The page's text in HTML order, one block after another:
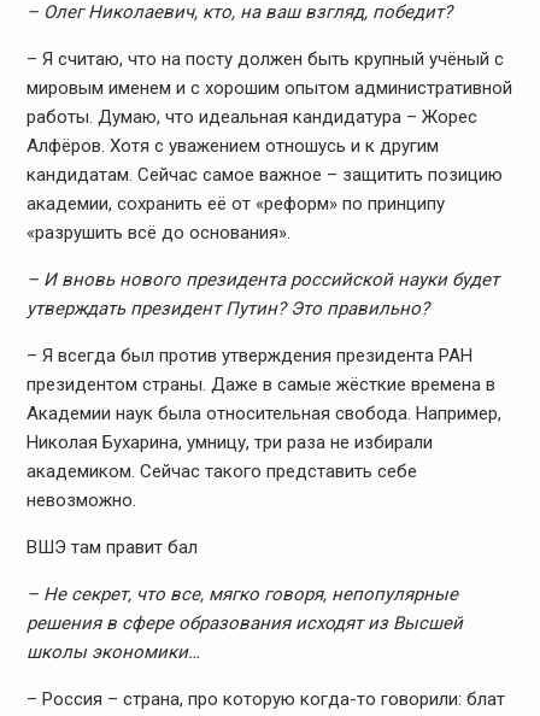
– Олег Николаевич, кто, на ваш взгляд, победит?
– Я считаю, что на посту должен быть крупный учёный с
мировым именем и с хорошим опытом административной
работы. Думаю, что идеальная кандидатура – Жорес
Алфёров. Хотя с уважением отношусь и к другим
кандидатам. Сейчас самое важное – защитить позицию
академии, сохранить её от «реформ» по принципу
«разрушить всё до основания».
– И вновь нового президента российской науки будет
утверждать президент Путин? Это правильно?
– Я всегда был против утверждения президента РАН
президентом страны. Даже в самые жёсткие времена в
Академии наук была относительная свобода. Например,
Николая Бухарина, умницу, три раза не избирали
академиком. Сейчас такого представить себе
невозможно.
ВШЭ там правит бал
– Не секрет, что все, мягко говоря, непопулярные
решения в сфере образования исходят из Высшей
школы экономики…
– Россия – страна, про которую когда-то говорили: блат